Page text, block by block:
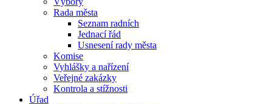
Rada města
Seznam radních
Jednací řád
Usnesení rady města
Komise
Vyhlášky a nařízení
Veřejné zakázky
Kontrola a stížnosti
Úřad